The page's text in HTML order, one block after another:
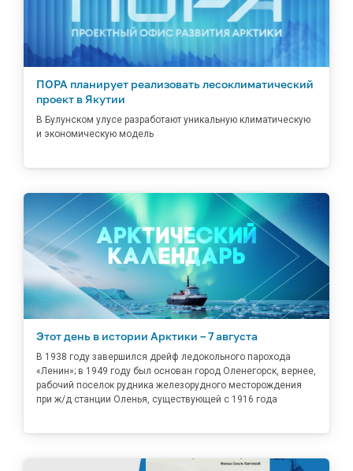
ПОРА планирует реализовать лесоклиматический
проект в Якутии
В Булунском улусе разработают уникальную климатическую
и экономическую модель
Этот день в истории Арктики – 7 августа
В 1938 году завершился дрейф ледокольного парохода
«Ленин»; в 1949 году был основан город Оленегорск, вернее,
рабочий поселок рудника железорудного месторождения
при ж/д станции Оленья, существующей с 1916 года